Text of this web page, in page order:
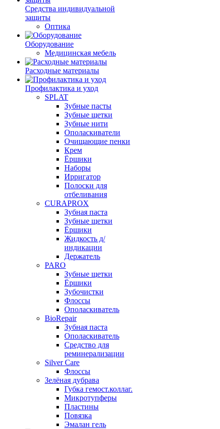
Средства индивидуальной
защиты
Оптика
Оборудование
Медицинская мебель
Расходные материалы
Профилактика и уход
SPLAT
Зубные пасты
Зубные щетки
Зубные нити
Ополаскиватели
Очищающие пенки
Крем
Ёршики
Наборы
Ирригатор
Полоски для
отбеливания
CURAPROX
Зубная паста
Зубные щетки
Ёршики
Жидкость д/
индикации
Держатель
PARO
Зубные щетки
Ёршики
Зубочистки
Флоссы
Ополаскиватель
BioRepair
Зубная паста
Ополаскиватель
Средство для
реминерализации
Silver Care
Флоссы
Зелёная дубрава
Губка гемост.коллаг.
Микротупферы
Пластины
Повязка
Эмалан гель